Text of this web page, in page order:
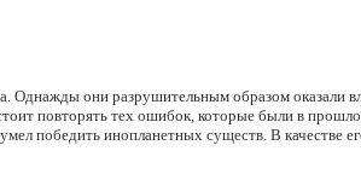
они разрушительным образом оказали
повторять тех ошибок, которые были в
победить инопланетных существ. В качестве